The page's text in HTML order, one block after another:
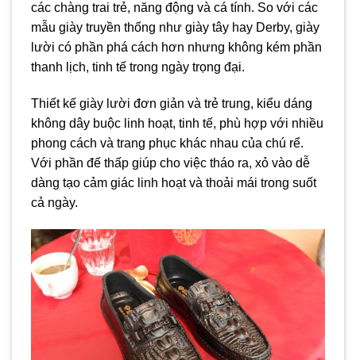
các chàng trai trẻ, năng động và cá tính. So với các
mẫu giày truyền thống như giày tây hay Derby, giày
lười có phần phá cách hơn nhưng không kém phần
thanh lịch, tinh tế trong ngày trọng đại.
Thiết kế giày lười đơn giản và trẻ trung, kiểu dáng
không dây buộc linh hoạt, tinh tế, phù hợp với nhiều
phong cách và trang phục khác nhau của chú rể.
Với phần đế thấp giúp cho việc tháo ra, xỏ vào dễ
dàng tạo cảm giác linh hoạt và thoải mái trong suốt
cả ngày.